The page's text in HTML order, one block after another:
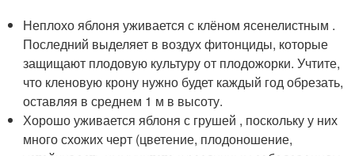
Неплохо яблоня уживается с клёном ясенелистным .
Последний выделяет в воздух фитонциды, которые
защищают плодовую культуру от плодожорки. Учтите,
что кленовую крону нужно будет каждый год обрезать,
оставляя в среднем 1 м в высоту.
Хорошо уживается яблоня с грушей , поскольку у них
много схожих черт (цветение, плодоношение,